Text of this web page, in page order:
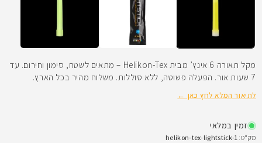
מקל תאורה 6 אינץ’ מבית Helikon-Tex – מתאים לשטח, סימון וחירום. עד
7 שעות אור. הפעלה פשוטה, ללא סוללות. משלוח מהיר בכל הארץ.
לתיאור המלא לחץ כאן ←
זמין במלאי
מק"ט: helikon-tex-lightstick-1